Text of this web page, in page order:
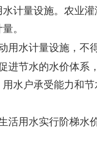
计量设施。农业
。
水计量设施，不
节水的水价体系
水户承受能力和
活用水实行阶梯水